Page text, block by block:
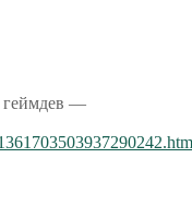
геймдев —